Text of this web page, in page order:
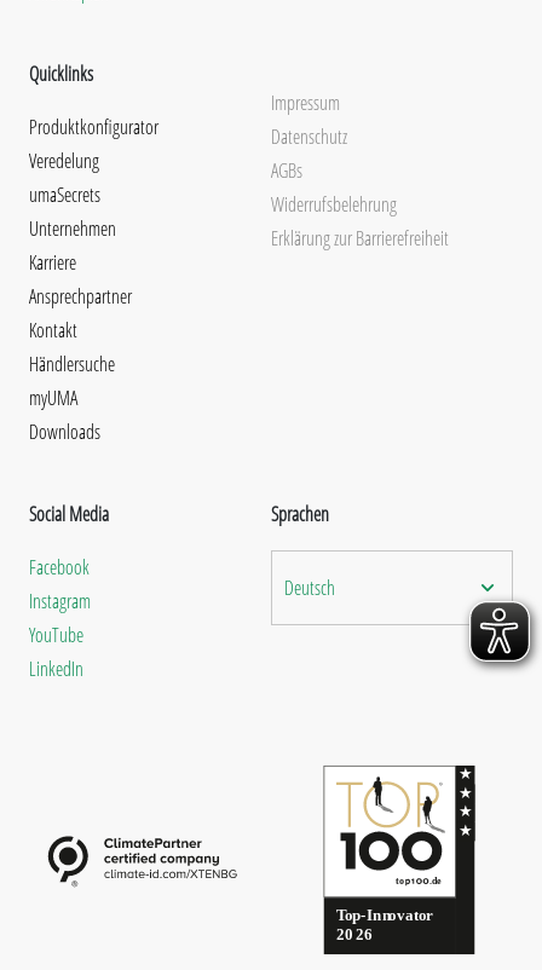
Quicklinks
Produktkonfigurator
Veredelung
umaSecrets
Unternehmen
Karriere
Ansprechpartner
Kontakt
Händlersuche
myUMA
Downloads
Impressum
Datenschutz
AGBs
Widerrufsbelehrung
Erklärung zur Barrierefreiheit
Social Media
Facebook
Instagram
YouTube
LinkedIn
Sprachen
Deutsch